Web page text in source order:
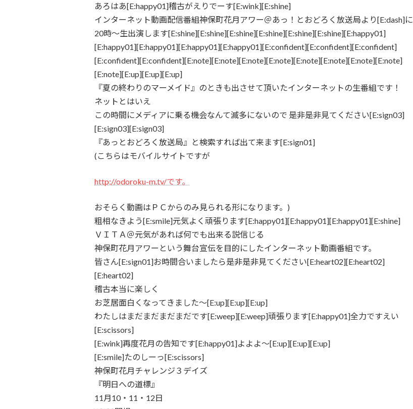
あろはあ[E:happy01]稽古がえりでーす[E:wink][E:shine]
インターネット動画配信番組神保町花月アワー＠あっ！とおどろく放送局より[E:dash]に
20時～生出演します[E:shine][E:shine][E:shine][E:shine][E:shine][E:shine][E:happy01]
[E:happy01][E:happy01][E:happy01][E:happy01][E:confident][E:confident][E:confident]
[E:confident][E:confident][E:note][E:note][E:note][E:note][E:note][E:note][E:note][E:note]
[E:note][E:up][E:up][E:up]
『夏の終わりのマーメイド』のときも出させて頂いたインターネットの生番組です！
ネットとはいえ
この時間にメディアに乗る機会なんて滅多にないので 是非是非見てください[E:sign03]
[E:sign03][E:sign03]
『あっとおどろく放送局』と検索すれば出て来ます[E:sign01]
(こちらはモバイルサイトですが
http://odoroku-m.tv/です。
おそらく動画はＰＣからのみ見られる形になります。)
粗相なきよう[E:smile]元気よく頑張ります[E:happy01][E:happy01][E:happy01][E:shine]
ＶＩＴＡ＠元気があれば何でも出来る説信じる
神保町花月アワーという舞台宣伝を目的にしたインターネット動画番組です。
皆さん[E:sign01]お時間合いましたら是非是非見てください[E:heart02][E:heart02]
[E:heart02]
稽古本当に楽しく
お芝居面白くなってきました～[E:up][E:up][E:up]
わたしはまだまだまだまだです[E:weep][E:weep]頑張ります[E:happy01]全力ですえい
[E:scissors]
[E:wink]再度花月の告知です[E:happy01]よよよ～[E:up][E:up][E:up]
[E:smile]たのしーっ[E:scissors]
神保町花月チャレンジ３デイズ
『明日への道標』
11月10・11・12日